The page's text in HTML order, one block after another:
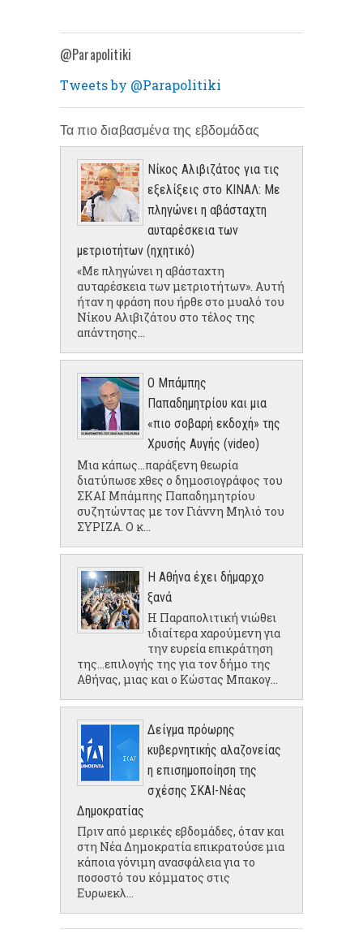
@Parapolitiki
Tweets by @Parapolitiki
Τα πιο διαβασμένα της εβδομάδας
Νίκος Αλιβιζάτος για τις
εξελίξεις στο ΚΙΝΑΛ: Με
πληγώνει η αβάσταχτη
αυταρέσκεια των
μετριοτήτων (ηχητικό)
«Με πληγώνει η αβάσταχτη
αυταρέσκεια των μετριοτήτων». Αυτή
ήταν η φράση που ήρθε στο μυαλό του
Νίκου Αλιβιζάτου στο τέλος της
απάντησης...
Ο Μπάμπης
Παπαδημητρίου και μια
«πιο σοβαρή εκδοχή» της
Χρυσής Αυγής (video)
Μια κάπως...παράξενη θεωρία
διατύπωσε χθες ο δημοσιογράφος του
ΣΚΑΙ Μπάμπης Παπαδημητρίου
συζητώντας με τον Γιάννη Μηλιό του
ΣΥΡΙΖΑ. Ο κ...
Η Αθήνα έχει δήμαρχο
ξανά
Η Παραπολιτική νιώθει
ιδιαίτερα χαρούμενη για
την ευρεία επικράτηση
της...επιλογής της για τον δήμο της
Αθήνας, μιας και ο Κώστας Μπακογ...
Δείγμα πρόωρης
κυβερνητικής αλαζονείας
η επισημοποίηση της
σχέσης ΣΚΑΙ-Νέας
Δημοκρατίας
Πριν από μερικές εβδομάδες, όταν και
στη Νέα Δημοκρατία επικρατούσε μια
κάποια γόνιμη ανασφάλεια για το
ποσοστό του κόμματος στις
Ευρωεκλ...